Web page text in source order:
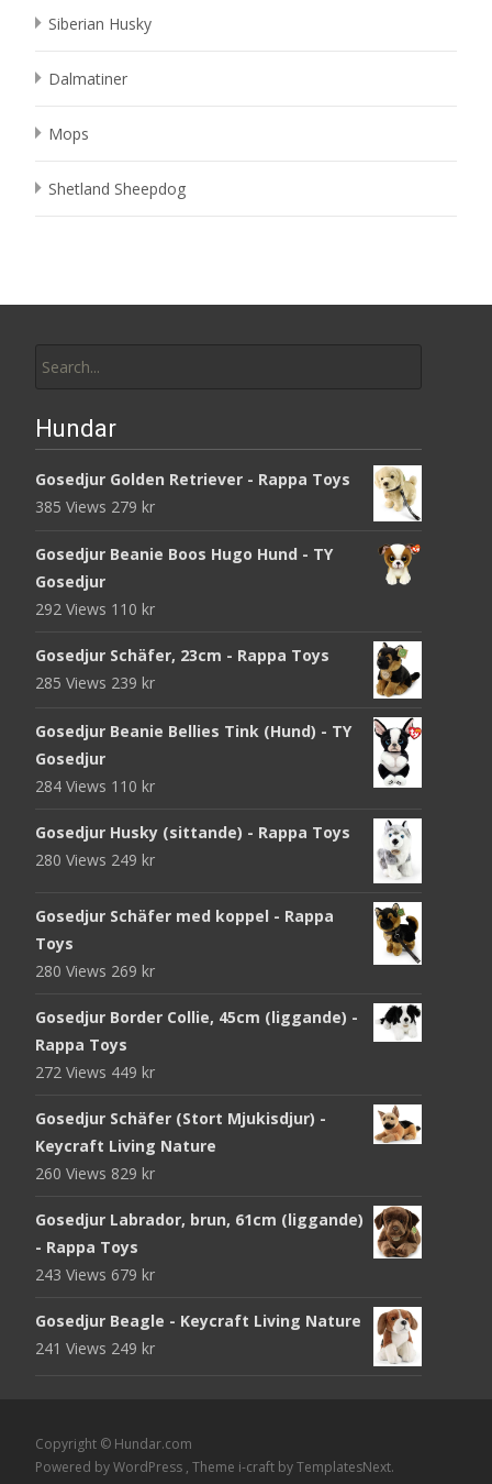
Siberian Husky
Dalmatiner
Mops
Shetland Sheepdog
for:
Hundar
Gosedjur Golden Retriever - Rappa Toys
385 Views 279 kr
Gosedjur Beanie Boos Hugo Hund - TY
Gosedjur
292 Views 110 kr
Gosedjur Schäfer, 23cm - Rappa Toys
285 Views 239 kr
Gosedjur Beanie Bellies Tink (Hund) - TY
Gosedjur
284 Views 110 kr
Gosedjur Husky (sittande) - Rappa Toys
280 Views 249 kr
Gosedjur Schäfer med koppel - Rappa
Toys
280 Views 269 kr
Gosedjur Border Collie, 45cm (liggande) -
Rappa Toys
272 Views 449 kr
Gosedjur Schäfer (Stort Mjukisdjur) -
Keycraft Living Nature
260 Views 829 kr
Gosedjur Labrador, brun, 61cm (liggande)
- Rappa Toys
243 Views 679 kr
Gosedjur Beagle - Keycraft Living Nature
241 Views 249 kr
Copyright © Hundar.com
Powered by WordPress , Theme i-craft by TemplatesNext.